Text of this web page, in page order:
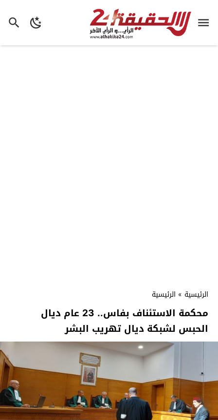
الرئيسية » الرئيسية
محكمة الاستئناف بفاس.. 23 عام ديال
الحبس لشبكة ديال تهريب البشر